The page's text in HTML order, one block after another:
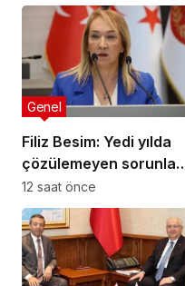
Filiz Besim: Yedi yılda
çözülemeyen sorunlar
seçim öncesinde
verilen vaatlerle
çözülemez
Genel
12 saat önce